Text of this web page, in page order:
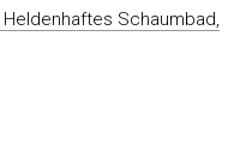
Schaumbad,